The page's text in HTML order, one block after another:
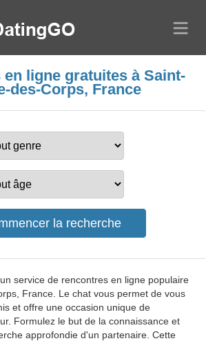
en ligne gratuites à Saint-
des-Corps, France
service de rencontres en ligne populaire
France. Le chat vous permet de vous
et offre une occasion unique de
Formulez le but de la connaissance et
approfondie d'un partenaire. Cette